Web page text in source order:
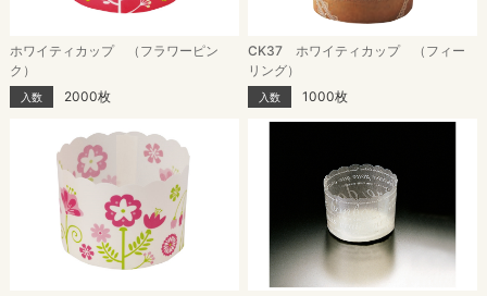
ホワイティカップ （フラワーピン
ク）
入数 2000枚
CK37 ホワイティカップ （フィー
リング）
入数 1000枚